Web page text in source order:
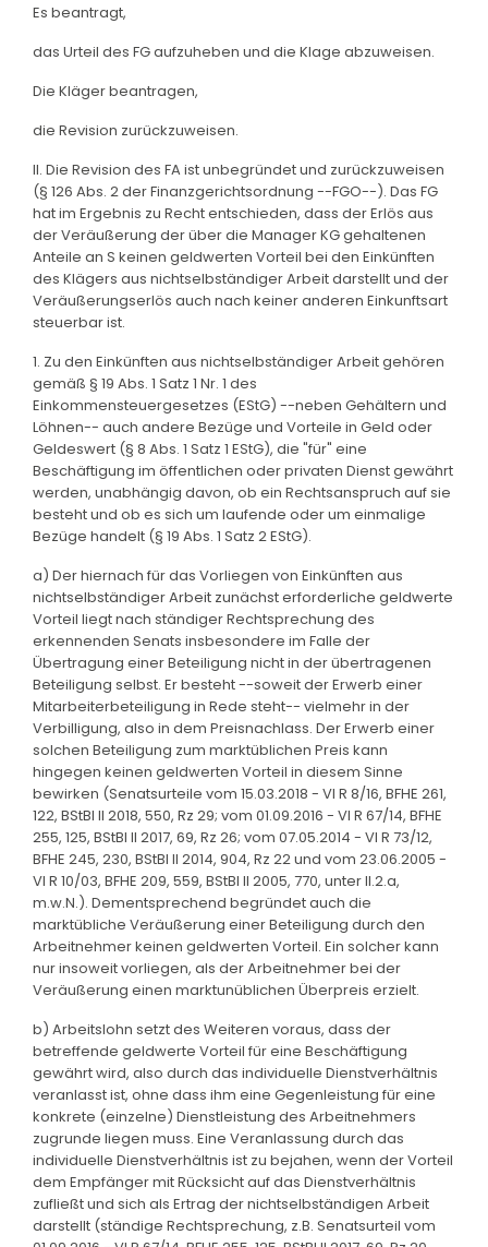
Es beantragt,
das Urteil des FG aufzuheben und die Klage abzuweisen.
Die Kläger beantragen,
die Revision zurückzuweisen.
II. Die Revision des FA ist unbegründet und zurückzuweisen
(§ 126 Abs. 2 der Finanzgerichtsordnung --FGO--). Das FG
hat im Ergebnis zu Recht entschieden, dass der Erlös aus
der Veräußerung der über die Manager KG gehaltenen
Anteile an S keinen geldwerten Vorteil bei den Einkünften
des Klägers aus nichtselbständiger Arbeit darstellt und der
Veräußerungserlös auch nach keiner anderen Einkunftsart
steuerbar ist.
1. Zu den Einkünften aus nichtselbständiger Arbeit gehören
gemäß § 19 Abs. 1 Satz 1 Nr. 1 des
Einkommensteuergesetzes (EStG) --neben Gehältern und
Löhnen-- auch andere Bezüge und Vorteile in Geld oder
Geldeswert (§ 8 Abs. 1 Satz 1 EStG), die "für" eine
Beschäftigung im öffentlichen oder privaten Dienst gewährt
werden, unabhängig davon, ob ein Rechtsanspruch auf sie
besteht und ob es sich um laufende oder um einmalige
Bezüge handelt (§ 19 Abs. 1 Satz 2 EStG).
a) Der hiernach für das Vorliegen von Einkünften aus
nichtselbständiger Arbeit zunächst erforderliche geldwerte
Vorteil liegt nach ständiger Rechtsprechung des
erkennenden Senats insbesondere im Falle der
Übertragung einer Beteiligung nicht in der übertragenen
Beteiligung selbst. Er besteht --soweit der Erwerb einer
Mitarbeiterbeteiligung in Rede steht-- vielmehr in der
Verbilligung, also in dem Preisnachlass. Der Erwerb einer
solchen Beteiligung zum marktüblichen Preis kann
hingegen keinen geldwerten Vorteil in diesem Sinne
bewirken (Senatsurteile vom 15.03.2018 - VI R 8/16, BFHE 261,
122, BStBl II 2018, 550, Rz 29; vom 01.09.2016 - VI R 67/14, BFHE
255, 125, BStBl II 2017, 69, Rz 26; vom 07.05.2014 - VI R 73/12,
BFHE 245, 230, BStBl II 2014, 904, Rz 22 und vom 23.06.2005 -
VI R 10/03, BFHE 209, 559, BStBl II 2005, 770, unter II.2.a,
m.w.N.). Dementsprechend begründet auch die
marktübliche Veräußerung einer Beteiligung durch den
Arbeitnehmer keinen geldwerten Vorteil. Ein solcher kann
nur insoweit vorliegen, als der Arbeitnehmer bei der
Veräußerung einen marktunüblichen Überpreis erzielt.
b) Arbeitslohn setzt des Weiteren voraus, dass der
betreffende geldwerte Vorteil für eine Beschäftigung
gewährt wird, also durch das individuelle Dienstverhältnis
veranlasst ist, ohne dass ihm eine Gegenleistung für eine
konkrete (einzelne) Dienstleistung des Arbeitnehmers
zugrunde liegen muss. Eine Veranlassung durch das
individuelle Dienstverhältnis ist zu bejahen, wenn der Vorteil
dem Empfänger mit Rücksicht auf das Dienstverhältnis
zufließt und sich als Ertrag der nichtselbständigen Arbeit
darstellt (ständige Rechtsprechung, z.B. Senatsurteil vom